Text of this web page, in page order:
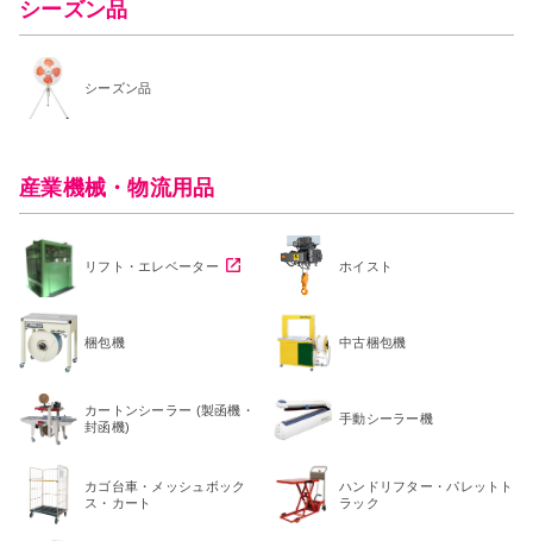
シーズン品
シーズン品
産業機械・物流用品
リフト・エレベーター ホイスト
梱包機 中古梱包機
カートンシーラー (製函機・
封函機)
手動シーラー機
カゴ台車・メッシュボック
ス・カート
ハンドリフター・パレットト
ラック